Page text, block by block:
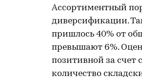
Ассортиментный
диверсификации.
пришлось 40% от
превышают 6%.
позитивной за счет
количество